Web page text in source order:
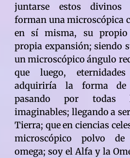
juntarse estos divinos
forman una microscópica
en sí misma, su propio
propia expansión; siendo
un microscópico ángulo
que luego,
adquiriría la forma de
pasando por todas
imaginables; llegando a
Tierra; que en ciencias
microscópico polvo
omega; soy el Alfa y la